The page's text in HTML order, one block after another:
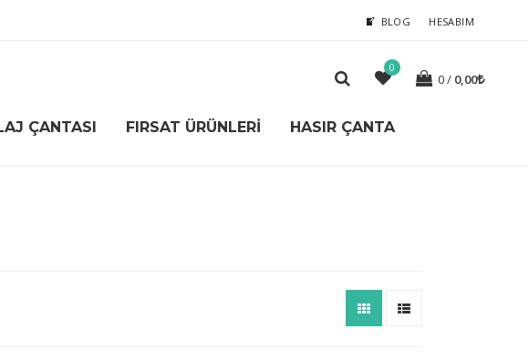
BLOG HESABIM
0
0 0,00
ÇANTASI FIRSAT ÜRÜNLERI HASIR ÇANTA